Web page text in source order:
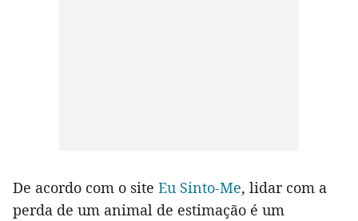
De acordo com o site Eu Sinto-Me, lidar com a
perda de um animal de estimação é um